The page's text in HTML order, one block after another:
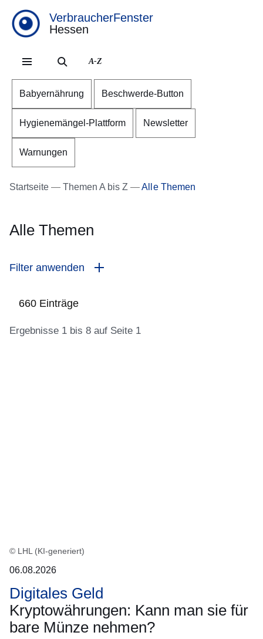
VerbraucherFenster
Hessen
A-Z
Babyernährung Beschwerde-Button
Hygienemängel-Plattform Newsletter
Warnungen
Startseite Themen A bis Z Alle Themen
Alle Themen
Filter anwenden
660 Einträge
Ergebnisse 1 bis 8 auf Seite 1
© LHL (KI-generiert)
06.08.2026
Digitales Geld
Kryptowährungen: Kann man sie für
bare Münze nehmen?